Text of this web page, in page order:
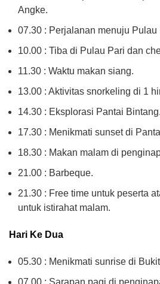
Angke.
07.30 : Perjalanan menuju Pulau
10.00 : Tiba di Pulau Pari dan
11.30 : Waktu makan siang.
13.00 : Aktivitas snorkeling di 1
14.30 : Eksplorasi Pantai Bintang.
17.30 : Menikmati sunset di
18.30 : Makan malam di
21.00 : Barbeque.
21.30 : Free time untuk peserta
untuk istirahat malam.
Hari Ke Dua
05.30 : Menikmati sunrise di
07.00 : Sarapan pagi di